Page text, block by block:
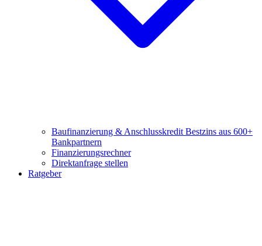
Baufinanzierung & Anschlusskredit Bestzins aus 600+
Bankpartnern
Finanzierungsrechner
Direktanfrage stellen
Ratgeber